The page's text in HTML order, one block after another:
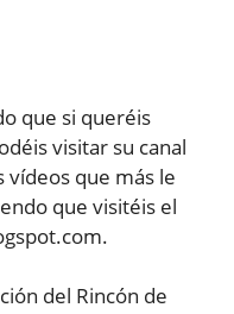
que si queréis
visitar su canal
que más le
que visitéis el
del Rincón de